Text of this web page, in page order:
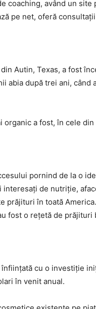
coaching, având un
pe net, oferă
Autin, Texas, a fost
abia după trei ani,
organic a fost, în cele
pornind de la o
de nutriție,
prăjituri în toată America.
fost o rețetă de
cu o investiție
în venit anual.